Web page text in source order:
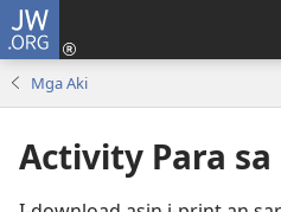
JW.ORG
Mga Aki
Activity Para sa